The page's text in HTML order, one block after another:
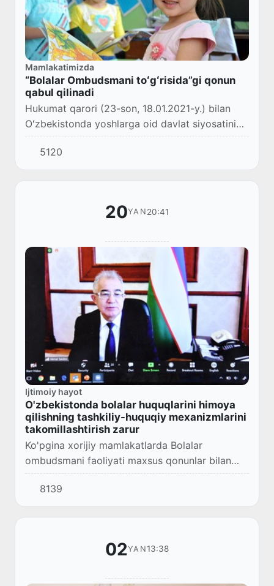
Mamlakatimizda
“Bolalar Ombudsmani toʻgʻrisida”gi qonun
qabul qilinadi
Hukumat qarori (23-son, 18.01.2021-y.) bilan
Oʻzbekistonda yoshlarga oid davlat siyosatini
2025-yilgacha rivojlantirish konsepsiyasi hamda
uni 2021-2022-yillarda amalga oshirish bo...
5120
20YAN 20:41
Ijtimoiy hayot
O'zbekistonda bolalar huquqlarini himoya
qilishning tashkiliy-huquqiy mexanizmlarini
takomillashtirish zarur
Ko'pgina xorijiy mamlakatlarda Bolalar
ombudsmani faoliyati maxsus qonunlar bilan
tartibga solinadi
8139
02YAN13:38